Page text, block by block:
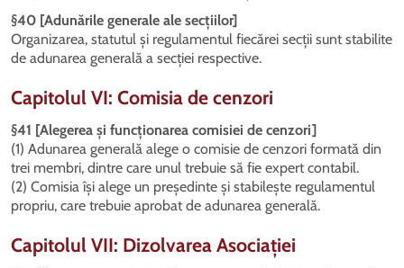
§40 [Adunările generale ale secțiilor]
Organizarea, statutul și regulamentul fiecărei secții sunt stabilite
de adunarea generală a secției respective.
Capitolul VI: Comisia de cenzori
§41 [Alegerea și funcționarea comisiei de cenzori]
(1) Adunarea generală alege o comisie de cenzori formată din
trei membri, dintre care unul trebuie să fie expert contabil.
(2) Comisia își alege un președinte și stabilește regulamentul
propriu, care trebuie aprobat de adunarea generală.
Capitolul VII: Dizolvarea Asociației